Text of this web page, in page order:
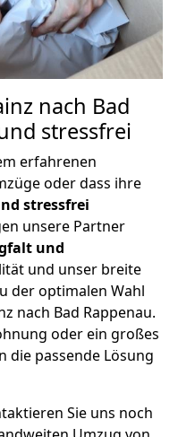
nach Bad
stressfrei
erfahrenen
oder dass ihre
stressfrei
unsere Partner
und
und unser breite
der optimalen Wahl
nach Bad Rappenau.
oder ein großes
die passende Lösung
Sie uns noch